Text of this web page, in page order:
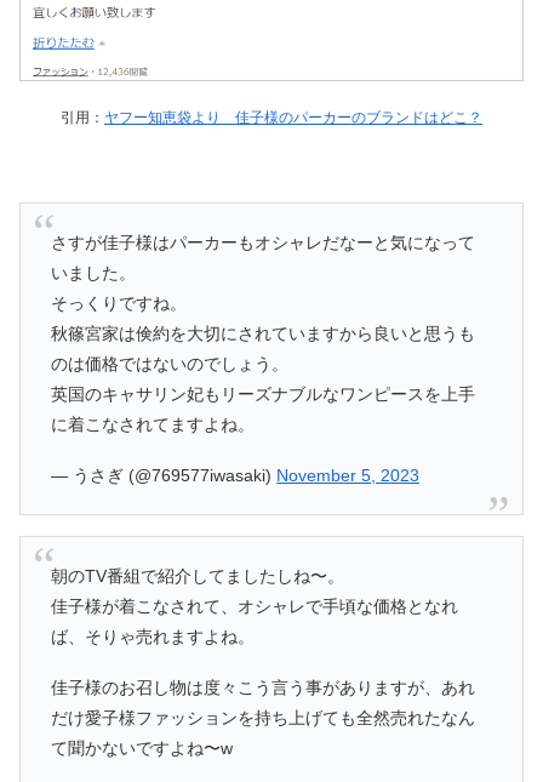
引用： ヤフー知恵袋より 佳子様のパーカーのブランドはどこ？
さすが佳子様はパーカーもオシャレだなーと気になって
いました。
そっくりですね。
秋篠宮家は倹約を大切にされていますから良いと思うも
のは価格ではないのでしょう。
英国のキャサリン妃もリーズナブルなワンピースを上手
に着こなされてますよね。
— うさぎ (@769577iwasaki) November 5, 2023
朝のTV番組で紹介してましたしね〜。
佳子様が着こなされて、オシャレで手頃な価格となれ
ば、そりゃ売れますよね。
佳子様のお召し物は度々こう言う事がありますが、あれ
だけ愛子様ファッションを持ち上げても全然売れたなん
て聞かないですよね〜w